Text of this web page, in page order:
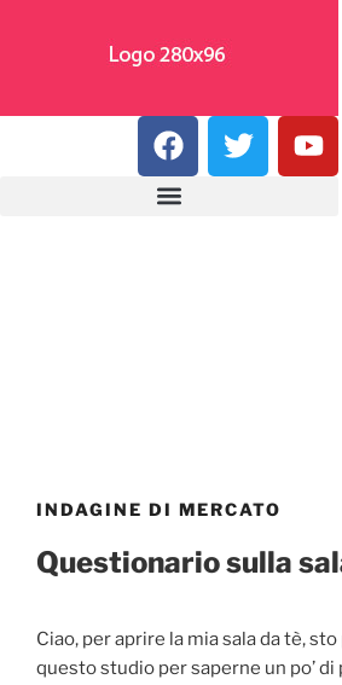
INDAGINE DI MERCATO
Questionario sulla
Ciao, per aprire la mia sala da tè,
questo studio per saperne un po’ di